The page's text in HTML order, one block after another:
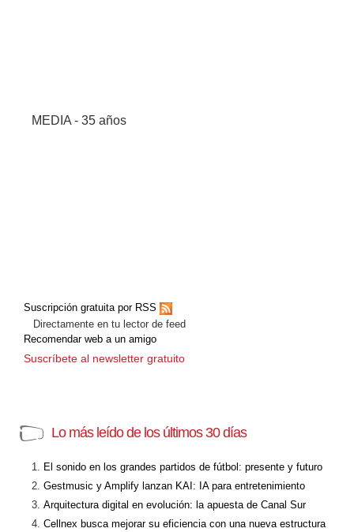
MEDIA - 35 años
Suscripción gratuita por RSS
Directamente en tu lector de feed
Recomendar web a un amigo
Suscríbete al newsletter gratuito
Lo más leído de los últimos 30 días
El sonido en los grandes partidos de fútbol: presente y futuro
Gestmusic y Amplify lanzan KAI: IA para entretenimiento
Arquitectura digital en evolución: la apuesta de Canal Sur
Cellnex busca mejorar su eficiencia con una nueva estructura